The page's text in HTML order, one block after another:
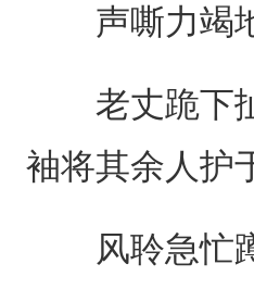
声嘶力竭地
老丈跪下扯
袖将其余人护
风聆急忙蹲